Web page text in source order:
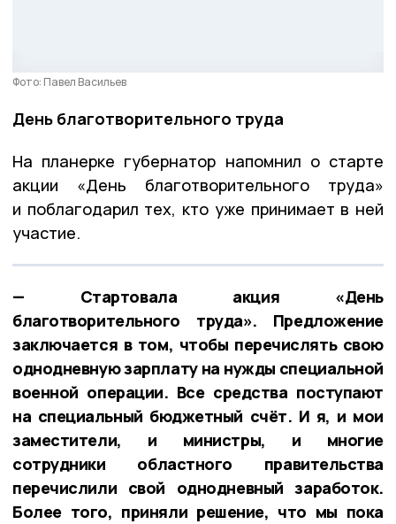
Фото: Павел Васильев
День благотворительного труда
На планерке губернатор напомнил о старте
акции «День благотворительного труда»
и поблагодарил тех, кто уже принимает в ней
участие.
— Стартовала акция «День
благотворительного труда». Предложение
заключается в том, чтобы перечислять свою
однодневную зарплату на нужды специальной
военной операции. Все средства поступают
на специальный бюджетный счёт. И я, и мои
заместители, и министры, и многие
сотрудники областного правительства
перечислили свой однодневный заработок.
Более того, приняли решение, что мы пока